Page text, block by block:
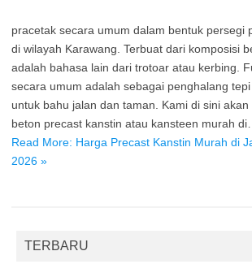
pracetak secara umum dalam bentuk persegi
di wilayah Karawang. Terbuat dari komposisi
adalah bahasa lain dari trotoar atau kerbing.
secara umum adalah sebagai penghalang
untuk bahu jalan dan taman. Kami di sini
beton precast kanstin atau kansteen murah di…
Read More: Harga Precast Kanstin Murah di
2026 »
TERBARU